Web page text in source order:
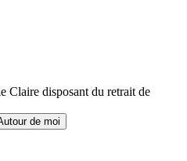
Claire disposant du retrait de
de moi